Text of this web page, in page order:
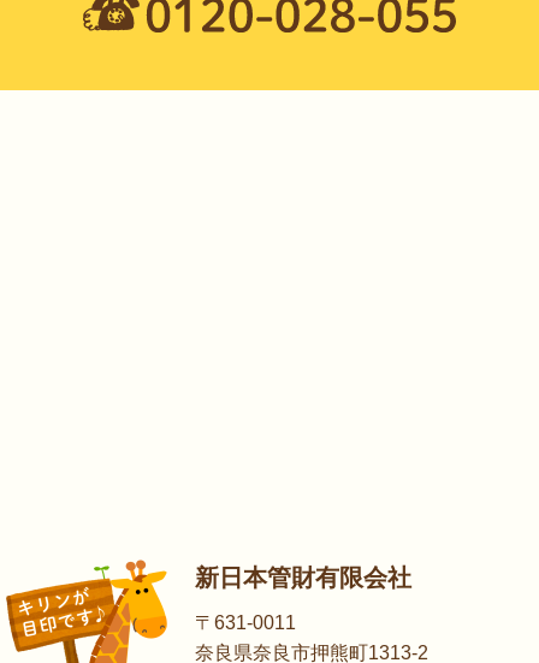
新日本管財有限会社
〒631-0011
奈良県奈良市押熊町1313-2